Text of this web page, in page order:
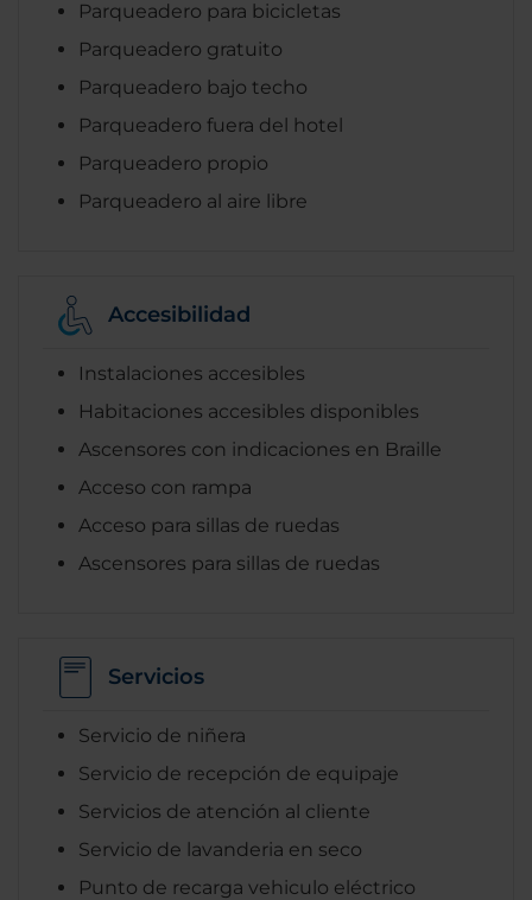
Parqueadero para bicicletas
Parqueadero gratuito
Parqueadero bajo techo
Parqueadero fuera del hotel
Parqueadero propio
Parqueadero al aire libre
Accesibilidad
Instalaciones accesibles
Habitaciones accesibles disponibles
Ascensores con indicaciones en Braille
Acceso con rampa
Acceso para sillas de ruedas
Ascensores para sillas de ruedas
Servicios
Servicio de niñera
Servicio de recepción de equipaje
Servicios de atención al cliente
Servicio de lavanderia en seco
Punto de recarga vehiculo eléctrico